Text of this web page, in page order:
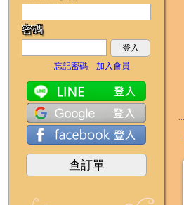
密碼
登入
忘記密碼
加入會員
查訂單